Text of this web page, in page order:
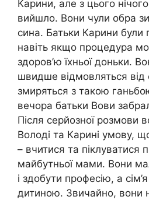
Карини, але з цього
вийшло. Вони чули обра
сина. Батьки Карини були
навіть якщо процедура
здоров’ю їхньої доньки.
швидше відмовляться від
змиряться з такою
вечора батьки Вови
Після серйозної розмови
Володі та Карині умову,
– вчитися та піклуватися
майбутньої мами. Вони
і здобути професію, а
дитиною. Звичайно, вони